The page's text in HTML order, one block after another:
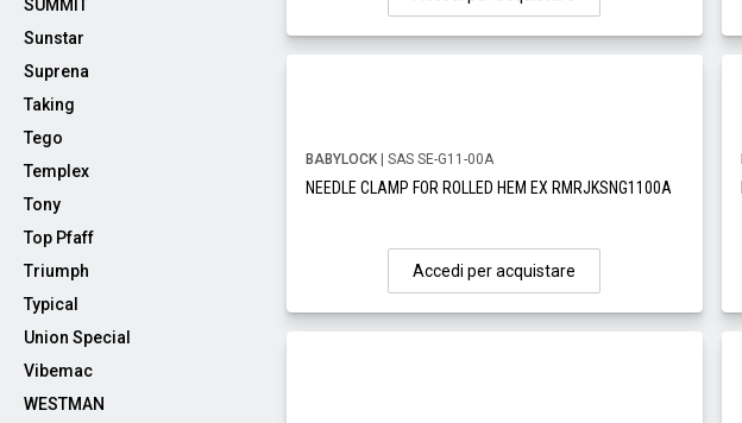
SUMMIT
Sunstar
Suprena
Taking
Tego
Templex
Tony
Top Pfaff
Triumph
Typical
Union Special
Vibemac
WESTMAN
BABYLOCK| SAS SE-G11-00A
NEEDLE CLAMP FOR ROLLED HEM EX RMRJKSNG1100A
Accedi per acquistare